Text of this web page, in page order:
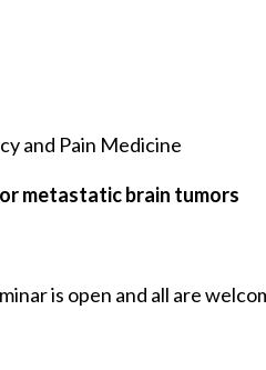
and Pain Medicine
metastatic brain tumors
is open and all are